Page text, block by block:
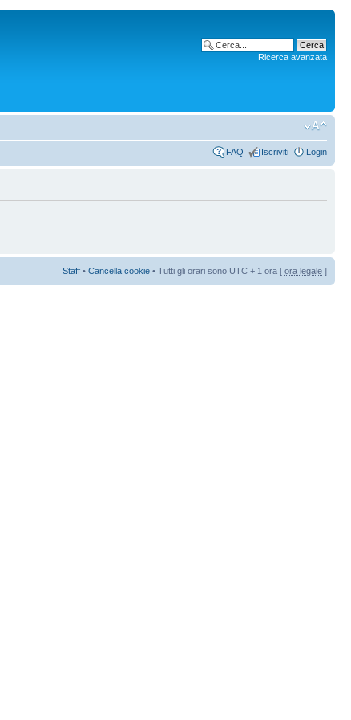
Ricerca avanzata
FAQ Iscriviti Login
Staff • Cancella cookie • Tutti gli orari sono UTC + 1 ora [ ora legale ]